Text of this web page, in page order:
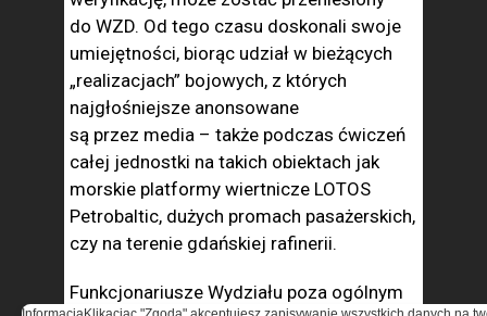
do WZD. Od tego czasu doskonali swoje
umiejętności, biorąc udział w bieżących
„realizacjach” bojowych, z któ­rych
najgłośniejsze anonsowane
są przez media – także podczas ćwiczeń
całej jednostki na takich obiektach jak
morskie platformy wiertnicze LOTOS
Petrobaltic, dużych pro­mach pasażerskich,
czy na terenie gdańskiej rafinerii.
Funkcjonariusze Wydziału poza ogólnym